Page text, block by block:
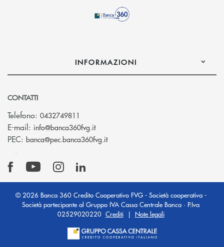
INFORMAZIONI
CONTATTI
Telefono: 0432749811
E-mail: info@banca360fvg.it(si apre l’app di posta elettronica)
PEC: banca@pec.banca360fvg.it(si apre l’app di posta elettronica)
© 2026 Banca 360 Credito Cooperativo FVG - Società cooperativa -
Società partecipante al Gruppo IVA Cassa Centrale Banca · P.Iva
02529020220 Crediti| Note legali